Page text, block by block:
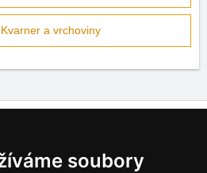
soubory
a vrchoviny
mapa, poplatky